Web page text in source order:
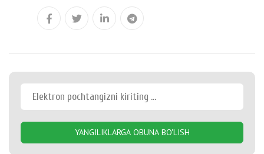
YANGILIKLARGA OBUNA BO'LISH